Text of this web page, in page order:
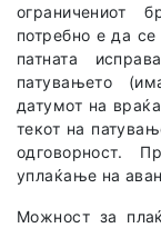
ограничениот
потребно е да
патната
патувањето
датумот на
текот на
одговорност.
уплаќање на
Можност за